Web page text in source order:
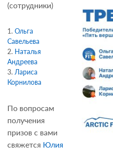
(сотрудники)
Ольга
Савельева
Наталья
Андреева
Лариса
Корнилова
По вопросам
получения
призов с вами
свяжется Юлия